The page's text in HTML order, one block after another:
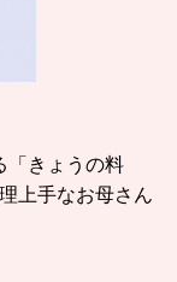
「きょうの料
上手なお母さん